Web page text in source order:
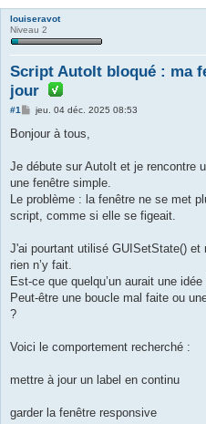
louiseravot
Niveau 2
Script AutoIt bloqué : ma
jour
#1
M
s
s
g
jeu. 04 déc. 2025 08:53
Bonjour à tous,
Je débute sur AutoIt et je rencontre
une fenêtre simple.
Le problème : la fenêtre ne se met
script, comme si elle se figeait.
J'ai pourtant utilisé GUISetState()
rien n’y fait.
Est-ce que quelqu’un aurait une
Peut-être une boucle mal faite ou
?
Voici le comportement recherché :
mettre à jour un label en continu
garder la fenêtre responsive